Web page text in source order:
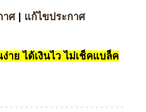
าศ| แก้ไขประกาศ
าย ได้เงินไว ไม่เช็คแบล็ค